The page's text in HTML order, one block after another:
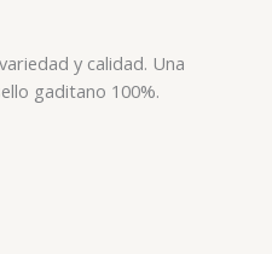
y calidad. Una
gaditano 100%.